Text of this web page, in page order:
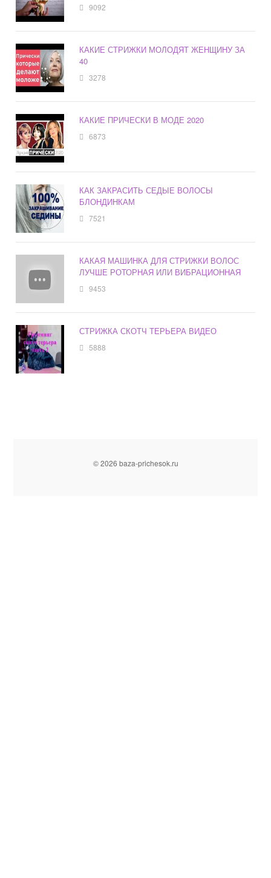
9092
КАКИЕ СТРИЖКИ МОЛОДЯТ ЖЕНЩИНУ ЗА
40
3278
КАКИЕ ПРИЧЕСКИ В МОДЕ 2020
6873
КАК ЗАКРАСИТЬ СЕДЫЕ ВОЛОСЫ
БЛОНДИНКАМ
7521
КАКАЯ МАШИНКА ДЛЯ СТРИЖКИ ВОЛОС
ЛУЧШЕ РОТОРНАЯ ИЛИ ВИБРАЦИОННАЯ
9453
СТРИЖКА СКОТЧ ТЕРЬЕРА ВИДЕО
5888
© 2026 baza-prichesok.ru